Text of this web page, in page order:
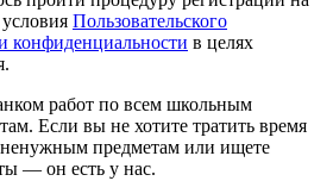
Пользовательского
конфиденциальности в целях
работ по всем школьным
Если вы не хотите тратить время
предметам или ищете
— он есть у нас.